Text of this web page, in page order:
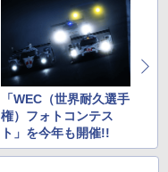
「WEC（世界耐久選手
権）フォトコンテス
ト」を今年も開催!!